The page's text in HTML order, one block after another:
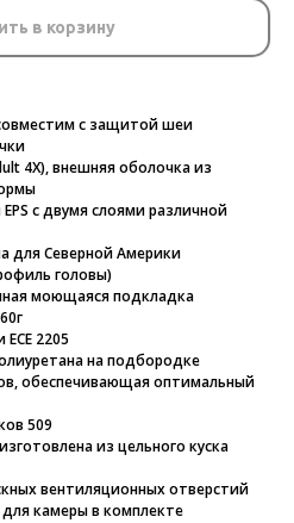
в корзину
с защитой шеи
4X), внешняя оболочка из
с двумя слоями различной
для Северной Америки
головы)
моющаяся подкладка
2205
на подбородке
обеспечивающая оптимальный
509
из цельного куска
вентиляционных отверстий
камеры в комплекте